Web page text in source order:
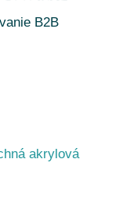
B2B
akrylová